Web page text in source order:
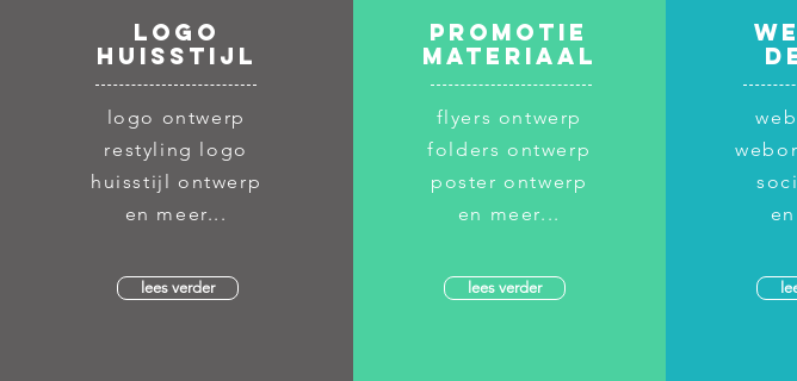
logo
huisstijl
logo ontwerp
restyling logo
huisstijl ontwerp
en meer...
lees verder
Promotie
materiaal
flyers ontwerp
folders ontwerp
poster ontwerp
en meer...
lees verder